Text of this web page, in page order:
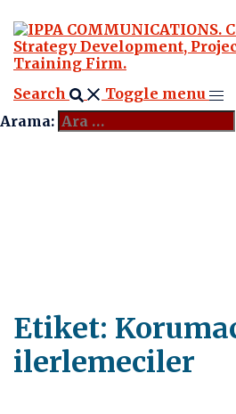
Search
Toggle menu
Arama:
Etiket:
ilerlemeciler